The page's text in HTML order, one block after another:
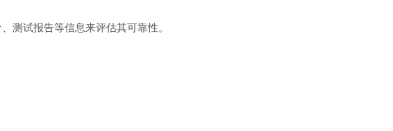
试报告等信息来评估其可靠性。